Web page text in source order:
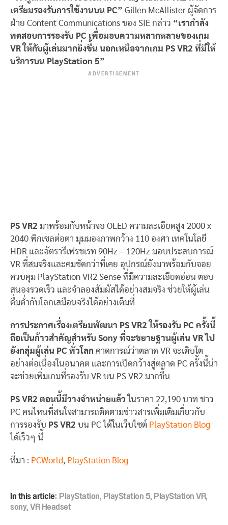
เตรียมรองรับการใช้งานบน PC” Gillen McAllister ผู้จัดการ
ฝ่าย Content Communications ของ SIE กล่าว “เรากำลัง
ทดสอบการรองรับ PC เพื่อมอบความหลากหลายของเกม
VR ให้กับผู้เล่นมากยิ่งขึ้น นอกเหนือจากเกม PS VR2 ที่มีให้
บริการบน PlayStation 5”
ADVERTISEMENT
PS VR2 มาพร้อมกับหน้าจอ OLED ความละเอียดสูง 2000 x
2040 พิกเซลต่อตา มุมมองภาพกว้าง 110 องศา เทคโนโลยี
HDR และอัตรารีเฟรชเรท 90Hz – 120Hz มอบประสบการณ์
VR ที่สมจริงและคมชัดกว่าที่เคย อุปกรณ์ยังมาพร้อมกับจอย
ควบคุม PlayStation VR2 Sense ที่มีความละเอียดอ่อน ตอบ
สนองรวดเร็ว และจำลองสัมผัสได้อย่างสมจริง ช่วยให้ผู้เล่น
ดื่มด่ำกับโลกเสมือนจริงได้อย่างเต็มที่
การประกาศเรื่องเตรียมพัฒนา PS VR2 ให้รองรับ PC ครั้งนี้
ถือเป็นก้าวสำคัญสำหรับ Sony ที่จะขยายฐานผู้เล่น VR ไป
ยังกลุ่มผู้เล่น PC ทั่วโลก คาดการณ์ว่าตลาด VR จะเติบโต
อย่างต่อเนื่องในอนาคต และการเปิดกว้างสู่ตลาด PC ครั้งนี้น่า
จะช่วยเพิ่มเกมที่รองรับ VR บน PS VR2 มากขึ้น
PS VR2 ตอนนี้มีวางจำหน่ายแล้ว ในราคา 22,190 บาท ชาว
PC คนไหนที่สนใจสามารถติดตามข่าวสารเพิ่มเติมเกี่ยวกับ
การรองรับ PS VR2 บน PC ได้ในเว็บไซต์ PlayStation Blog
ได้เร็วๆ นี้
ที่มา : PCWorld, PlayStation Blog
In this article:PlayStation,PlayStation 5,PlayStation VR,
sony,VR Headset